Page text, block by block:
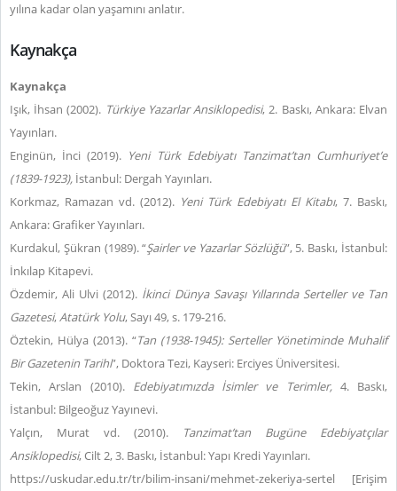
yılına kadar olan yaşamını anlatır.
Kaynakça
Kaynakça
Işık, İhsan (2002). Türkiye Yazarlar Ansiklopedisi, 2. Baskı, Ankara: Elvan
Yayınları.
Enginün, İnci (2019). Yeni Türk Edebiyatı Tanzimat’tan Cumhuriyet’e
(1839-1923), İstanbul: Dergah Yayınları.
Korkmaz, Ramazan vd. (2012). Yeni Türk Edebiyatı El Kitabı, 7. Baskı,
Ankara: Grafiker Yayınları.
Kurdakul, Şükran (1989). “Şairler ve Yazarlar Sözlüğü”, 5. Baskı, İstanbul:
İnkılap Kitapevi.
Özdemir, Ali Ulvi (2012). İkinci Dünya Savaşı Yıllarında Serteller ve Tan
Gazetesi,Atatürk Yolu, Sayı 49, s. 179-216.
Öztekin, Hülya (2013). “Tan (1938-1945): Serteller Yönetiminde Muhalif
Bir Gazetenin Tarihi”, Doktora Tezi, Kayseri: Erciyes Üniversitesi.
Tekin, Arslan (2010). Edebiyatımızda İsimler ve Terimler,4. Baskı,
İstanbul: Bilgeoğuz Yayınevi.
Yalçın, Murat vd. (2010).
Tanzimat’tan Bugüne Edebiyatçılar
Ansiklopedisi, Cilt 2, 3. Baskı, İstanbul: Yapı Kredi Yayınları.
https://uskudar.edu.tr/tr/bilim-insani/mehmet-zekeriya-sertel [Erişim